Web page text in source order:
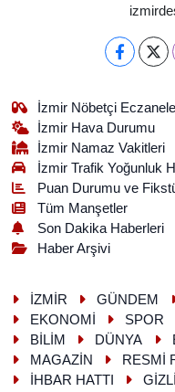
İzmir Nöbetçi
İzmir Hava Durumu
İzmir Namaz Vakitleri
İzmir Trafik Yoğunluk
Puan Durumu ve
Tüm Manşetler
Son Dakika Haberleri
Haber Arşivi
İZMİR GÜNDEM
EKONOMİ
SPOR
BİLİM
DÜNYA
MAGAZİN
RESMİ
İHBAR HATTI